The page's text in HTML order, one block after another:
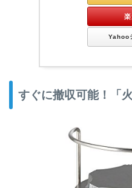
Yahoo
すぐに撤収可能！「火